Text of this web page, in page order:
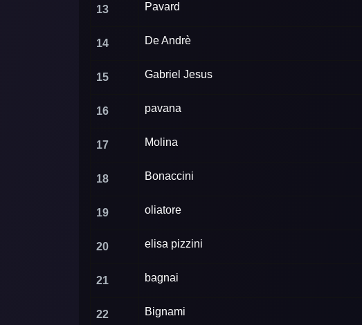
13 Pavard
14 De Andrè
15 Gabriel Jesus
16 pavana
17 Molina
18 Bonaccini
19 oliatore
20 elisa pizzini
21 bagnai
22 Bignami